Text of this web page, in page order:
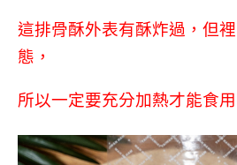
這排骨酥外表有酥炸過，但
態，
所以一定要充分加熱才能食用